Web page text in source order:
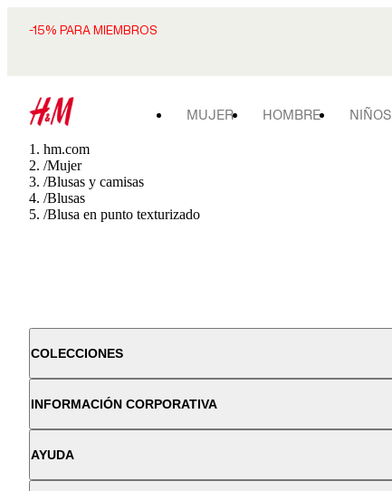
-15% PARA MIEMBROS
MUJER HOMBRE NIÑOS
hm.com
/Mujer
/Blusas y camisas
/Blusas
/Blusa en punto texturizado
COLECCIONES
INFORMACIÓN CORPORATIVA
AYUDA